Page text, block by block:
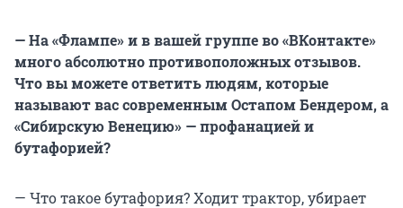
— На «Флампе» и в вашей группе во «ВКонтакте»
много абсолютно противоположных отзывов.
Что вы можете ответить людям, которые
называют вас современным Остапом Бендером, а
«Сибирскую Венецию» — профанацией и
бутафорией?
— Что такое бутафория? Ходит трактор, убирает